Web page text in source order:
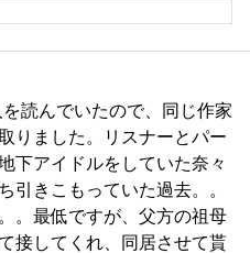
読んでいたので、同じ作家
りました。リスナーとパー
下アイドルをしていた奈々
きこもっていた過去。。
。最低ですが、父方の祖母
接してくれ、同居させて貰